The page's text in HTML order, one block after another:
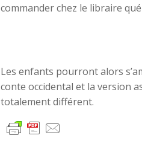
commander chez le libraire
Les enfants pourront alors
conte occidental et la version
totalement différent.